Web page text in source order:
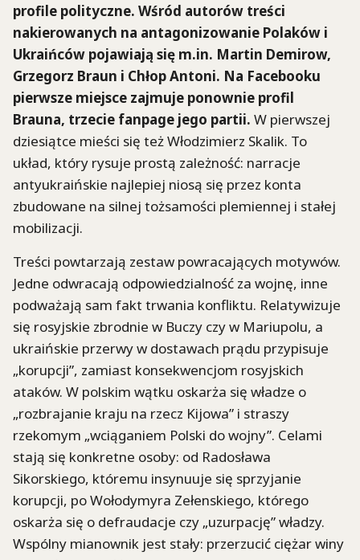
profile polityczne. Wśród autorów treści
nakierowanych na antagonizowanie Polaków i
Ukraińców pojawiają się m.in. Martin Demirow,
Grzegorz Braun i Chłop Antoni. Na Facebooku
pierwsze miejsce zajmuje ponownie profil
Brauna, trzecie fanpage jego partii. W pierwszej
dziesiątce mieści się też Włodzimierz Skalik. To
układ, który rysuje prostą zależność: narracje
antyukraińskie najlepiej niosą się przez konta
zbudowane na silnej tożsamości plemiennej i stałej
mobilizacji.
Treści powtarzają zestaw powracających motywów.
Jedne odwracają odpowiedzialność za wojnę, inne
podważają sam fakt trwania konfliktu. Relatywizuje
się rosyjskie zbrodnie w Buczy czy w Mariupolu, a
ukraińskie przerwy w dostawach prądu przypisuje
„korupcji”, zamiast konsekwencjom rosyjskich
ataków. W polskim wątku oskarża się władze o
„rozbrajanie kraju na rzecz Kijowa” i straszy
rzekomym „wciąganiem Polski do wojny”. Celami
stają się konkretne osoby: od Radosława
Sikorskiego, któremu insynuuje się sprzyjanie
korupcji, po Wołodymyra Zełenskiego, którego
oskarża się o defraudacje czy „uzurpację” władzy.
Wspólny mianownik jest stały: przerzucić ciężar winy